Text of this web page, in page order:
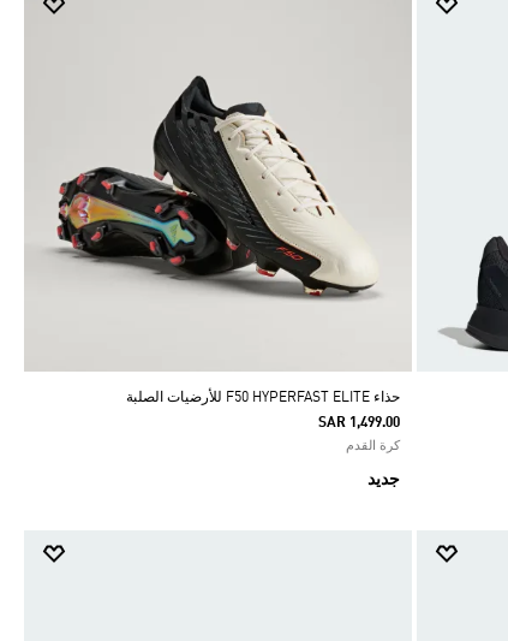
حذاء F50 HYPERFAST ELITE للأرضيات الصلبة
SAR 1,499.00
كرة القدم
جديد